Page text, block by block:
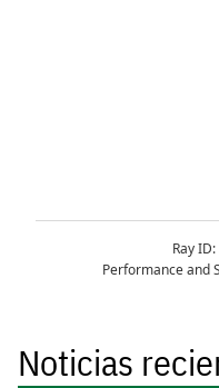
Noticias